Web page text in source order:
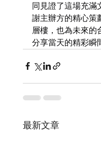
同見證了這場充滿
謝主辦方的精心策
層樓，也為未來的
分享當天的精彩瞬
最新文章